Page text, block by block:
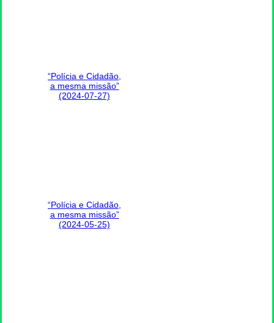
“Polícia e Cidadão,
a mesma missão”
(2024-07-27)
“Polícia e Cidadão,
a mesma missão”
(2024-05-25)